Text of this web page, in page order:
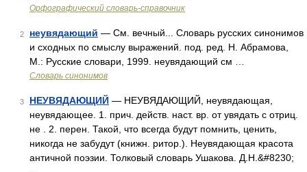
Орфографический словарь-справочник
2 неувядающий — См. вечный... Словарь русских синонимов
и сходных по смыслу выражений. под. ред. Н. Абрамова,
М.: Русские словари, 1999. неувядающий см …
Словарь синонимов
3 НЕУВЯДАЮЩИЙ — НЕУВЯДАЮЩИЙ, неувядающая,
неувядающее. 1. прич. действ. наст. вр. от увядать с отриц.
не . 2. перен. Такой, что всегда будут помнить, ценить,
никогда не забудут (книжн. ритор.). Неувядающая красота
античной поэзии. Толковый словарь Ушакова. Д.Н.&#8230;